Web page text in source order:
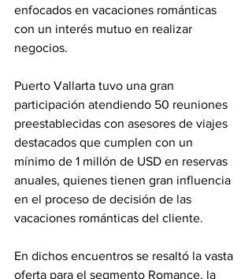
enfocados en vacaciones románticas
con un interés mutuo en realizar
negocios.
Puerto Vallarta tuvo una gran
participación atendiendo 50 reuniones
preestablecidas con asesores de viajes
destacados que cumplen con un
mínimo de 1 millón de USD en reservas
anuales, quienes tienen gran influencia
en el proceso de decisión de las
vacaciones románticas del cliente.
En dichos encuentros se resaltó la vasta
oferta para el segmento Romance, la